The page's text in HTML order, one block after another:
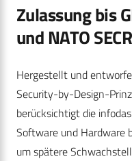
Zulassung bis
und NATO
Hergestellt und
Security-by-Design-
berücksichtigt die
Software und Hardware
um spätere